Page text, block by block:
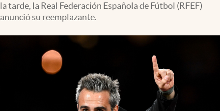
la tarde, la Real Federación Española de Fútbol (RFEF)
anunció su reemplazante.